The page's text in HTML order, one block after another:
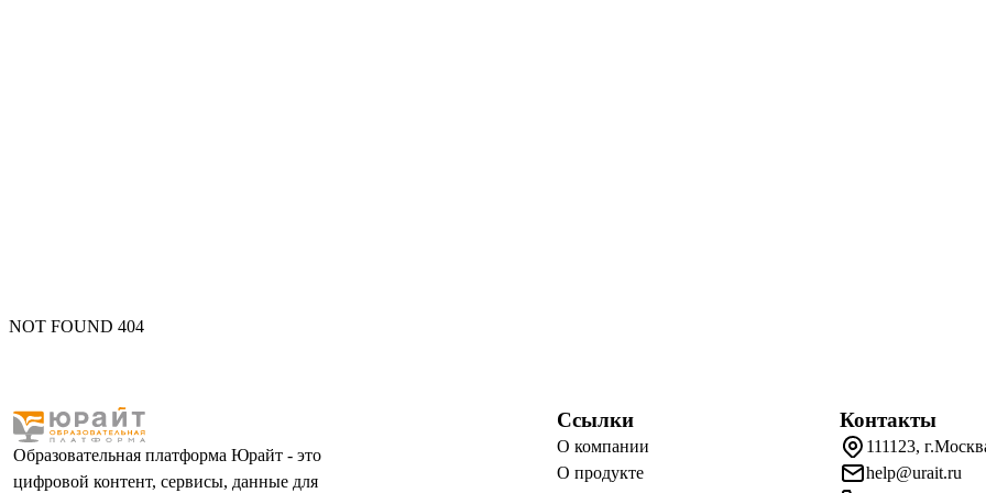
NOT FOUND 404
Образовательная платформа Юрайт - это
цифровой контент, сервисы, данные для
Ссылки
О компании
О продукте
Контакты
111123,
help@urait.ru